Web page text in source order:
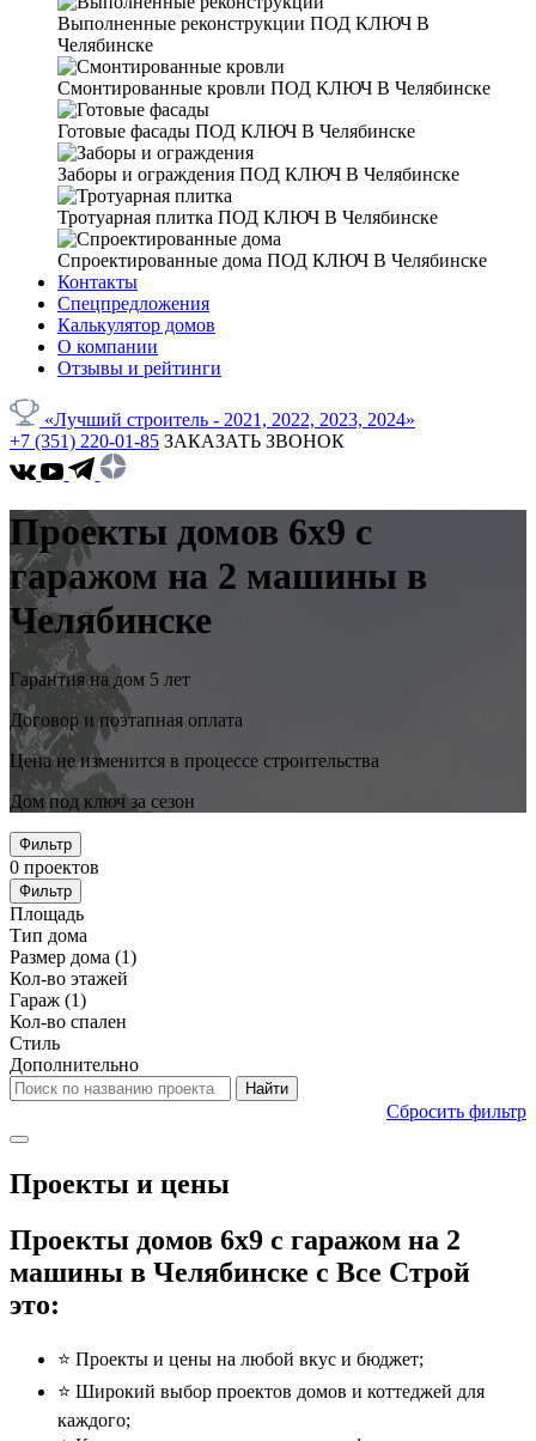
Выполненные реконструкции ПОД КЛЮЧ В
Челябинске
Смонтированные кровли ПОД КЛЮЧ В Челябинске
Готовые фасады ПОД КЛЮЧ В Челябинске
Заборы и ограждения ПОД КЛЮЧ В Челябинске
Тротуарная плитка ПОД КЛЮЧ В Челябинске
Спроектированные дома ПОД КЛЮЧ В Челябинске
Контакты
Спецпредложения
Калькулятор домов
О компании
Отзывы и рейтинги
«Лучший строитель - 2021, 2022, 2023, 2024»
+7 (351) 220-01-85 ЗАКАЗАТЬ ЗВОНОК
Проекты домов 6x9 с
гаражом на 2 машины в
Челябинске
Гарантия на дом 5 лет
Договор и поэтапная оплата
Цена не изменится в процессе строительства
Дом под ключ за сезон
Фильтр
0 проектов
Фильтр
Площадь
Тип дома
Размер дома (1)
Кол-во этажей
Гараж (1)
Кол-во спален
Стиль
Дополнительно
Сбросить фильтр
Проекты и цены
Проекты домов 6x9 с гаражом на 2
машины в Челябинске с Все Строй
это:
⭐️ Проекты и цены на любой вкус и бюджет;
⭐️ Широкий выбор проектов домов и коттеджей для
каждого;